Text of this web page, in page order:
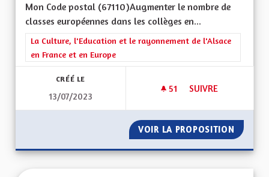
Mon Code postal (67110)Augmenter le nombre de
classes européennes dans les collèges en...
Filtrer les résultats de la catégorie : La Culture, l'Education et
La Culture, l'Education et le rayonnement de l'Alsace
en France et en Europe
CRÉÉ LE
13/07/2023
51 51 ABONNÉS
SUIVRE
VOIR LA PROPOSITION